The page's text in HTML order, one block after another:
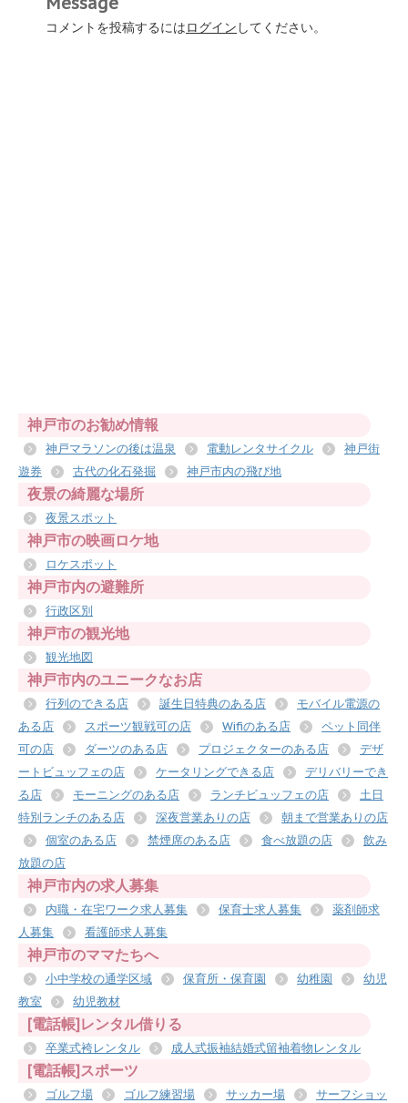
コメントを投稿するにはログイン してください。
神戸市のお勧め情報
神戸マラソンの後は温泉 電動レンタサイクル
神戸街
遊券
古代の化石発掘 神戸市内の飛び地
夜景の綺麗な場所
夜景スポット
神戸市の映画ロケ地
ロケスポット
神戸市内の避難所
行政区別
神戸市の観光地
観光地図
神戸市内のユニークなお店
行列のできる店 誕生日特典のある店
モバイル電源の
ある店
スポーツ観戦可の店 Wifiのある店
ペット同伴
可の店
ダーツのある店 プロジェクターのある店
デザ
ートビュッフェの店
ケータリングできる店
デリバリーでき
る店
モーニングのある店 ランチビュッフェの店
土日
特別ランチのある店
深夜営業ありの店
朝まで営業ありの店
個室のある店
禁煙席のある店 食べ放題の店
飲み
放題の店
神戸市内の求人募集
内職・在宅ワーク求人募集 保育士求人募集
薬剤師求
人募集
看護師求人募集
神戸市のママたちへ
小中学校の通学区域 保育所・保育園 幼稚園
幼児
教室
幼児教材
[電話帳]レンタル借りる
卒業式袴レンタル 成人式振袖結婚式留袖着物レンタル
[電話帳]スポーツ
ゴルフ場 ゴルフ練習場 サッカー場
サーフショッ